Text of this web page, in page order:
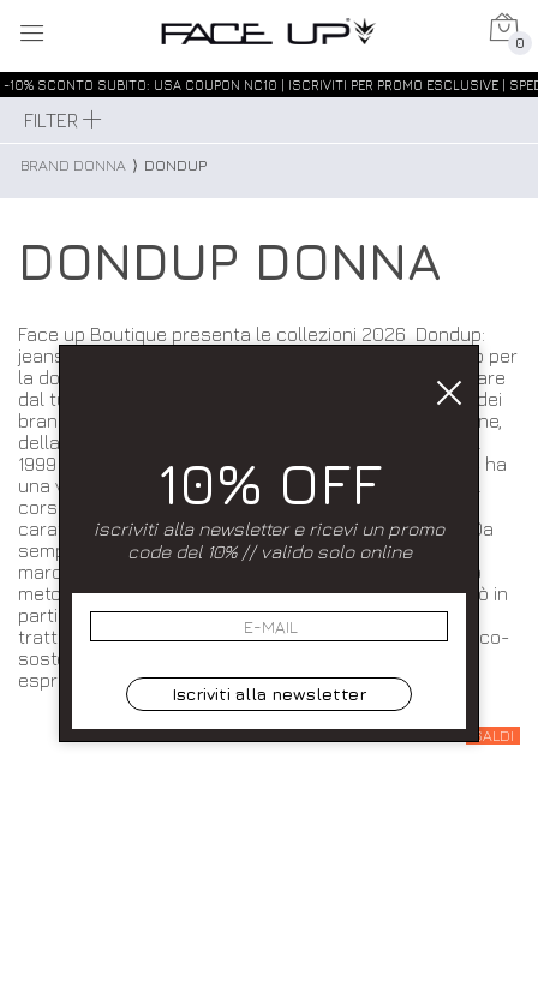
0
-10% SCONTO SUBITO: USA COUPON NC10 | ISCRIVITI PER PROMO ESCLUSIVE
FILTER
BRAND DONNA ⟩ DONDUP
DONDUP DONNA
Face up Boutique presenta le collezioni 2026 Dondup:
jeans, felpe, t-shirt, maglie, abiti pantaloni e tanto altro per
la donna. Scopri nuovi arrivi ogni giorno e lasciati guidare
dal tuo personal shopper. Dondup è attualmente uno dei
brand più interessanti dal punto di vista dell'Innovazione,
della ricerca e della qualità dei suoi prodotti. Nato nel
1999 in Italia dall'idea della famiglia Berloni, da sempre ha
una visione cosmopolita e moderna. Ciò ha creato, nel
corso degli anni, delle collezioni uniche con un tratto
caratteristico unico ed indistingubile: il made in Italy. Da
sempre attento alle tematiche ambientali, il
marchio caratterizza la propria produzione attraverso
metodologie fondate su sostenibilità, qualità e stile. Ciò in
particolare, attraverso lavaggi e finiture tracciabili e
trattamenti esclusivi (100% fatti in Italia); in Dondup l'eco-
sostenibilità sposa l’innovazione e diventa massima
espressione della cultura del denim. TEST.
SALDI
10% OFF
iscriviti alla newsletter e ricevi un promo
code del 10% // valido solo online
Iscriviti alla newsletter